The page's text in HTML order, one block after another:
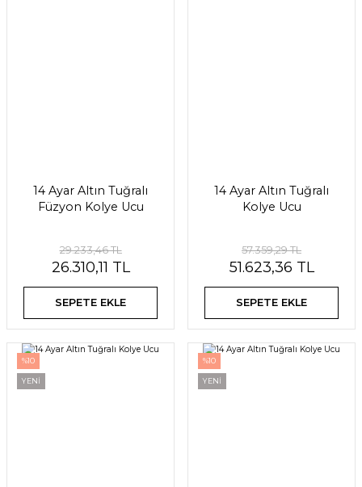
14 Ayar Altın Tuğralı
Füzyon Kolye Ucu
29.233,46 TL
26.310,11 TL
SEPETE EKLE
14 Ayar Altın Tuğralı
Kolye Ucu
57.359,29 TL
51.623,36 TL
SEPETE EKLE
%10
YENİ
%10
YENİ